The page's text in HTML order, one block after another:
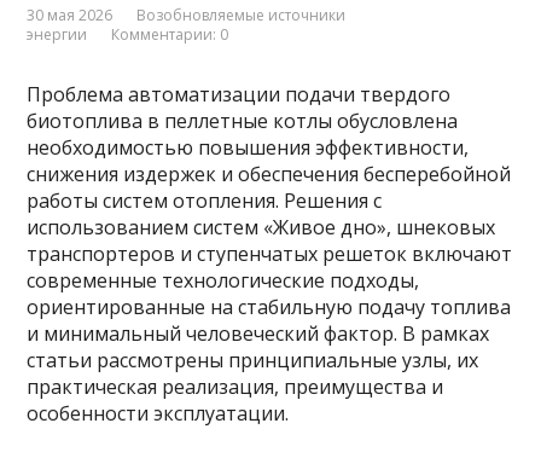
30 мая 2026
Возобновляемые источники
энергии
Комментарии: 0
Проблема автоматизации подачи твердого
биотоплива в пеллетные котлы обусловлена
необходимостью повышения эффективности,
снижения издержек и обеспечения бесперебойной
работы систем отопления. Решения с
использованием систем «Живое дно», шнековых
транспортеров и ступенчатых решеток включают
современные технологические подходы,
ориентированные на стабильную подачу топлива
и минимальный человеческий фактор. В рамках
статьи рассмотрены принципиальные узлы, их
практическая реализация, преимущества и
особенности эксплуатации.